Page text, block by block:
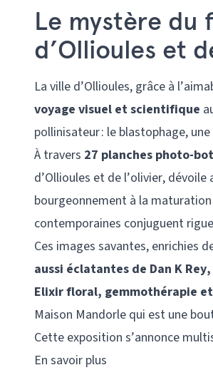
Le mystère du
d’Ollioules et
La ville d’Ollioules, grâce à
voyage visuel et scientifique
pollinisateur : le blastophage,
À travers 27 planches photo-
d’Ollioules et de l’olivier,
bourgeonnement à la maturation
contemporaines conjuguent
Ces images savantes, enrichies
aussi éclatantes de Dan K Rey,
Elixir floral, gemmothérapie
Maison Mandorle qui est une
Cette exposition s’annonce
En savoir plus